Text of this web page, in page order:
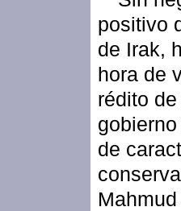
positivo
de Irak,
hora de
rédito
de